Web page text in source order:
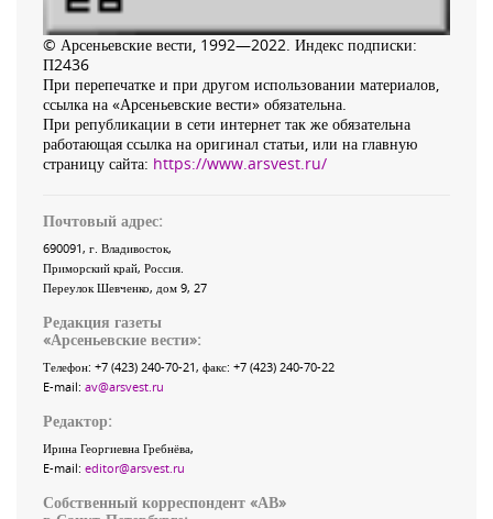
© Арсеньевские вести, 1992—2022. Индекс подписки:
П2436
При перепечатке и при другом использовании материалов,
ссылка на «Арсеньевские вести» обязательна.
При републикации в сети интернет так же обязательна
работающая ссылка на оригинал статьи, или на главную
страницу сайта: https://www.arsvest.ru/
Почтовый адрес:
690091, г. Владивосток,
Приморский край, Россия
Переулок Шевченко, дом 9, 27
Редакция газеты
«Арсеньевские вести»:
Телефон: +7 (423) 240-70-21, факс: +7 (423) 240-70-22
E-mail: av@arsvest.ru
Редактор:
Ирина Георгиевна Гребнёва,
E-mail: editor@arsvest.ru
Собственный корреспондент «АВ»